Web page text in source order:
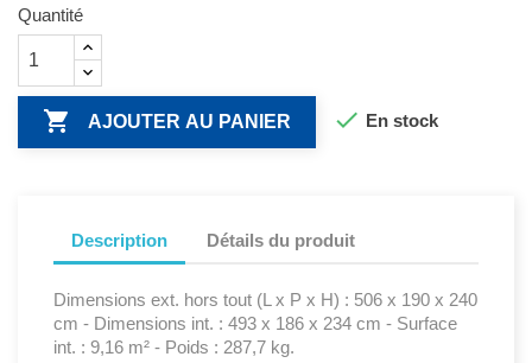
Quantité
 AJOUTER AU PANIER  En stock
Description Détails du produit
Dimensions ext. hors tout (L x P x H) : 506 x 190 x 240
cm - Dimensions int. : 493 x 186 x 234 cm - Surface
int. : 9,16 m² - Poids : 287,7 kg.